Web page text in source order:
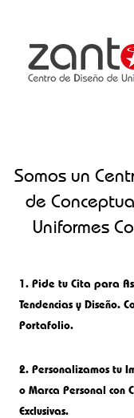
Somos un
de
Uniformes
1. Pide tu Cita para
Tendencias y Diseño.
Portafolio.
2. Personalizamos tu
o Marca Personal con
Exclusivas.